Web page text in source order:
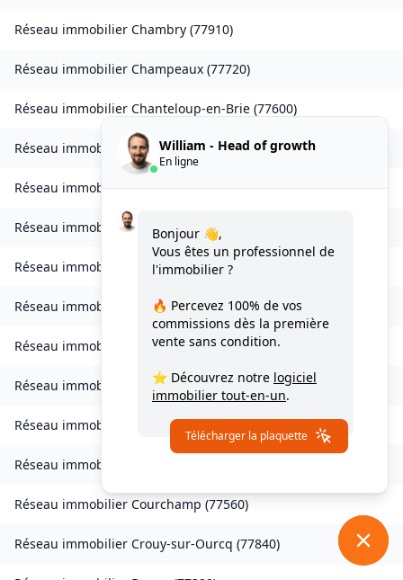
Réseau immobilier Chambry (77910)
Réseau immobilier Champeaux (77720)
Réseau immobilier Chanteloup-en-Brie (77600)
Réseau immobilierLa Chapelle-Rablais (77370)
Réseau immobilierLes Chapelles-Bourbon(77610)
Réseau immobilierCharmentray(77410
Réseau immobilier Charny(77410)
Réseau immobilier Chessy(77700)
Réseau immobilier Combs-la-Ville (77380)
Réseau immobilier Compans(77290)
Réseau immobilier Condé-Sainte-Libiaire
Réseau immobilier
Réseau immobilier Courchamp (77560)
Réseau immobilier Crouy-sur-Ourcq (77840)
William - Head of growth
En ligne
Bonjour 👋,
Vous êtes un professionnel de
l'immobilier ?
🔥 Percevez 100% de vos
commissions dès la première
vente sans condition.
⭐ Découvrez notre logiciel
immobilier tout-en-un.
Télécharger la plaquette